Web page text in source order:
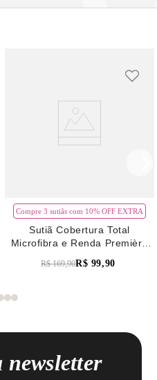
Compre 3 sutiãs com 10% OFF EXTRA
Sutiã Cobertura Total
Microfibra e Renda Première
R$ 169,90R$ 99,90
newsletter